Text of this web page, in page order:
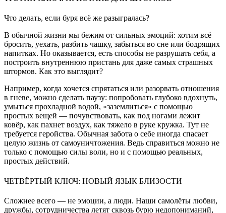
Что делать, если буря всё же разыгралась?
В обычной жизни мы бежим от сильных эмоций: хотим всё
бросить, уехать, разбить чашку, забыться во сне или бодрящих
напитках. Но оказывается, есть способы не разрушать себя, а
построить внутреннюю пристань для даже самых страшных
штормов. Как это выглядит?
Например, когда хочется спрятаться или разорвать отношения
в гневе, можно сделать паузу: попробовать глубоко вдохнуть,
умыться прохладной водой, «заземлиться» с помощью
простых вещей — почувствовать, как под ногами лежит
ковёр, как пахнет воздух, как тяжело в руке кружка. Тут не
требуется геройства. Обычная забота о себе иногда спасает
целую жизнь от самоуничтожения. Ведь справиться можно не
только с помощью силы воли, но и с помощью реальных,
простых действий.
ЧЕТВЁРТЫЙ КЛЮЧ: НОВЫЙ ЯЗЫК БЛИЗОСТИ
Сложнее всего — не эмоции, а люди. Наши самолёты любви,
дружбы, сотрудничества летят сквозь бурю недопониманий,